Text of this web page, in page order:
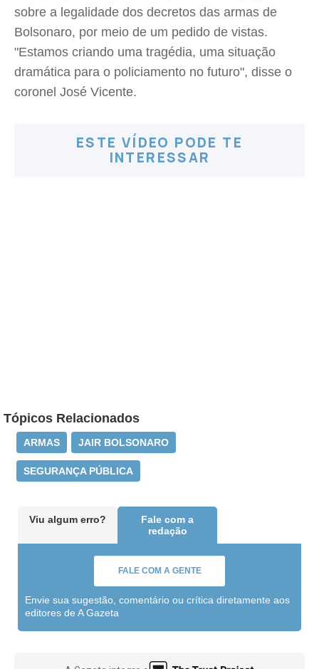
sobre a legalidade dos decretos das armas de
Bolsonaro, por meio de um pedido de vistas.
"Estamos criando uma tragédia, uma situação
dramática para o policiamento no futuro", disse o
coronel José Vicente.
ESTE VÍDEO PODE TE
INTERESSAR
Tópicos Relacionados
ARMAS JAIR BOLSONARO
SEGURANÇA PÚBLICA
Viu algum erro?
Fale com a
redação
FALE COM A GENTE
Envie sua sugestão, comentário ou crítica diretamente aos
editores de A Gazeta